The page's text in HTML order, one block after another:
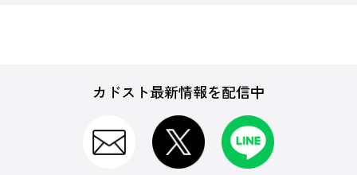
カドスト最新情報を配信中